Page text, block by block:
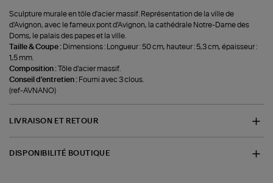
Sculpture murale en tôle d'acier massif. Représentation de la ville de
d'Avignon, avec le fameux pont d'Avignon, la cathédrale Notre-Dame des
Doms, le palais des papes et la ville.
Taille & Coupe : Dimensions : Longueur : 50 cm, hauteur : 5,3 cm, épaisseur :
1,5 mm.
Composition :Tôle d'acier massif.
Conseil d'entretien : Fourni avec 3 clous.
(ref-AVNANO)
LIVRAISON ET RETOUR
DISPONIBILITÉ BOUTIQUE